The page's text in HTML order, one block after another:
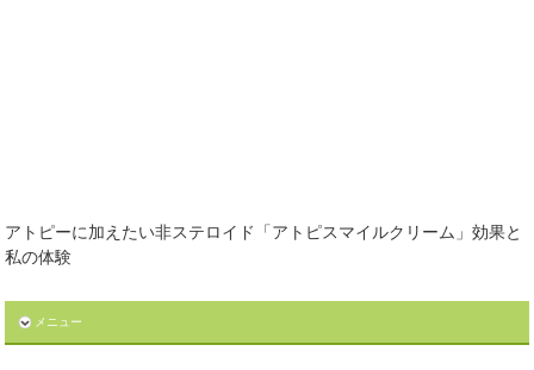
アトピーに加えたい非ステロイド「アトピスマイルクリーム」効果と
私の体験
メニュー